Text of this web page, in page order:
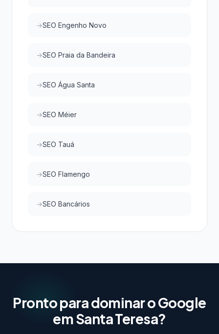
SEO Engenho Novo
SEO Praia da Bandeira
SEO Água Santa
SEO Méier
SEO Tauá
SEO Flamengo
SEO Bancários
Pronto para dominar o Google
em Santa Teresa?